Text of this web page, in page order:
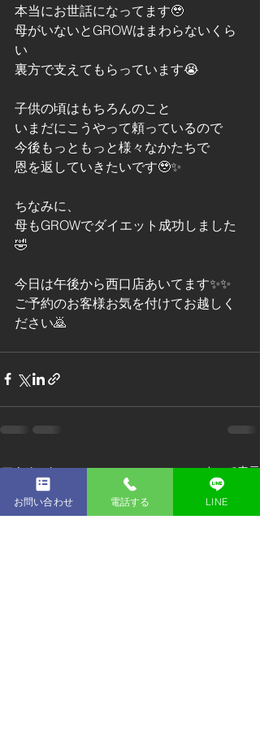
本当にお世話になってます🥹
母がいないとGROWはまわらないくら
い
裏方で支えてもらっています😭
子供の頃はもちろんのこと
いまだにこうやって頼っているので
今後もっともっと様々なかたちで
恩を返していきたいです🥹✨
ちなみに、
母もGROWでダイエット成功しました
🤣
今日は午後から西口店あいてます✨✨
ご予約のお客様お気を付けてお越しく
ださい🙇
最新記事 すべて表示
お問い合わせ 電話する LINE